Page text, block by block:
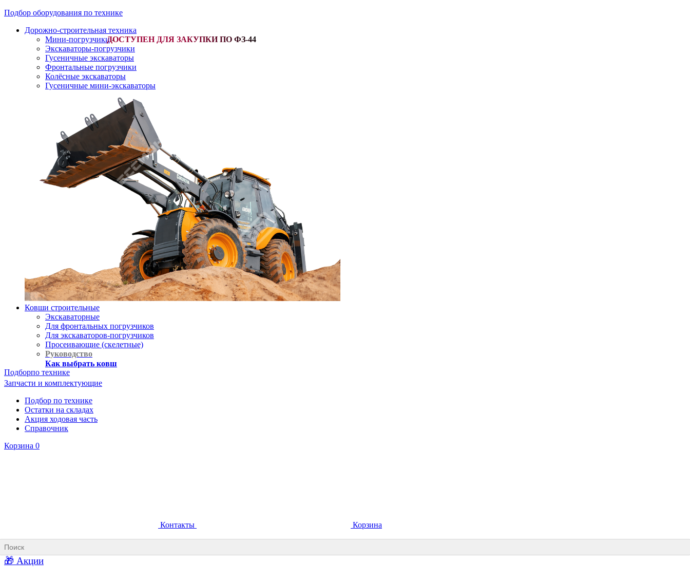
Подбор оборудования по технике
Дорожно-строительная техника
Мини-погрузчики-
Экскаваторы-погрузчики
Гусеничные экскаваторы
Фронтальные погрузчики
Колёсные экскаваторы
Гусеничные мини-экскаваторы
Ковши строительные
Экскаваторные
Для фронтальных погрузчиков
Для экскаваторов-погрузчиков
Просеивающие (скелетные)
Руководство
Как выбрать ковш
Ковши для фронтальных погрузчиков
Подборпо технике
Запчасти и комплектующие
Подбор по технике
Остатки на складах
Акция ходовая часть
Справочник
Корзина 0
Контакты Корзина
🎁 Акции